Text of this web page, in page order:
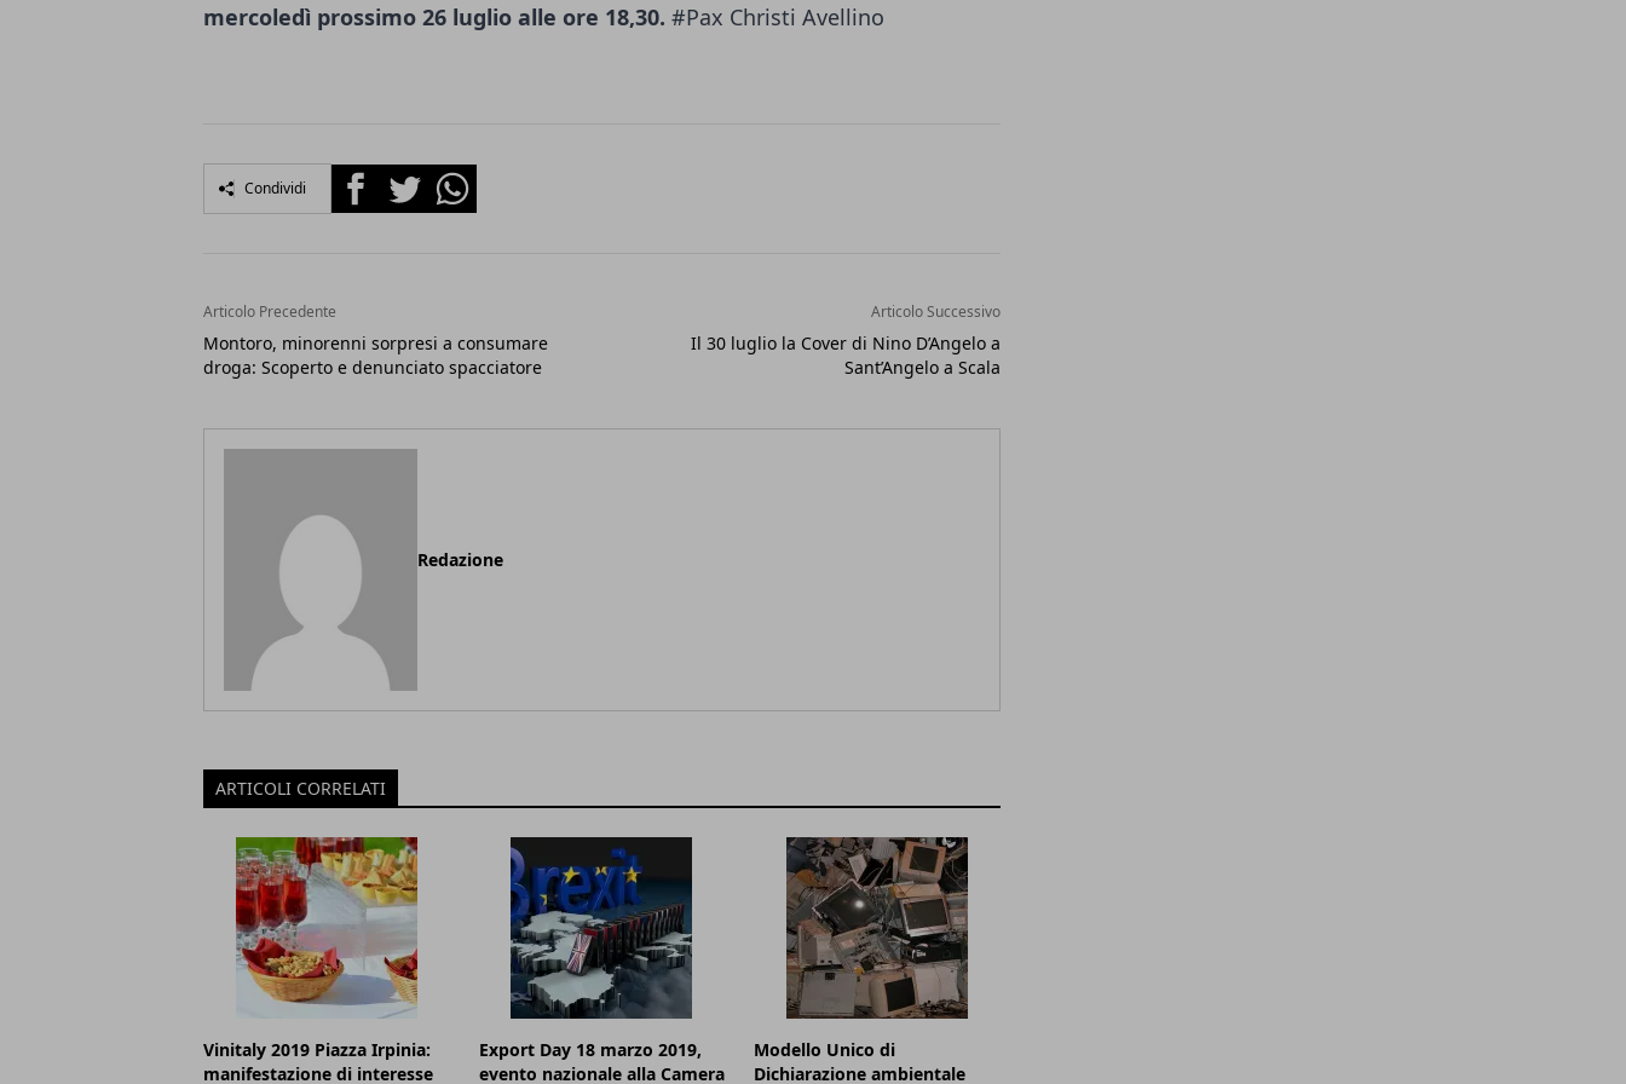
mercoledì prossimo 26 luglio alle ore 18,30. #Pax Christi Avellino
Condividi FacebookTwitterWhatsapp
Articolo Precedente
Montoro, minorenni sorpresi a consumare
droga: Scoperto e denunciato spacciatore
Articolo Successivo
Il 30 luglio la Cover di Nino D’Angelo a
Sant’Angelo a Scala
Redazione
ARTICOLI CORRELATI
Vinitaly 2019 Piazza Irpinia:
manifestazione di interesse
Export Day 18 marzo 2019,
evento nazionale alla Camera
Modello Unico di
Dichiarazione ambientale